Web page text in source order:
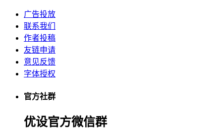
广告投放
联系我们
作者投稿
友链申请
意见反馈
字体授权
官方社群
优设官方微信群